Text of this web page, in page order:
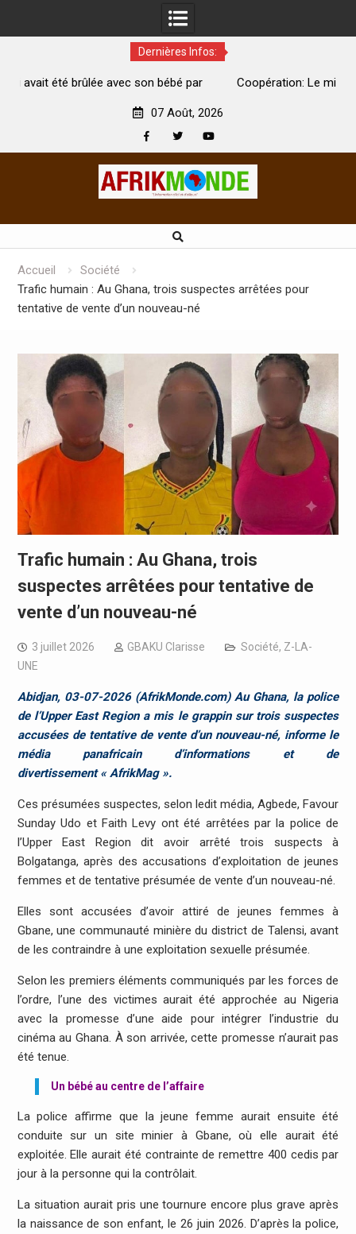
Dernières Infos:
par
Coopération: Le ministre Indien Kirti Vardhan Singh à
07 Août, 2026
Accueil
Société
Trafic humain : Au Ghana, trois suspectes arrêtées pour
tentative de vente d’un nouveau-né
Trafic humain : Au Ghana, trois
suspectes arrêtées pour tentative de
vente d’un nouveau-né
3 juillet 2026 GBAKU Clarisse Société, Z-LA-
UNE
Abidjan, 03-07-2026 (AfrikMonde.com) Au Ghana, la police
de l’Upper East Region a mis le grappin sur trois suspectes
accusées de tentative de vente d’un nouveau-né, informe le
média panafricain d’informations et de
divertissement « AfrikMag ».
Ces présumées suspectes, selon ledit média, Agbede, Favour
Sunday Udo et Faith Levy ont été arrêtées par la police de
l’Upper East Region dit avoir arrêté trois suspects à
Bolgatanga, après des accusations d’exploitation de jeunes
femmes et de tentative présumée de vente d’un nouveau-né.
Elles sont accusées d’avoir attiré de jeunes femmes à
Gbane, une communauté minière du district de Talensi, avant
de les contraindre à une exploitation sexuelle présumée.
Selon les premiers éléments communiqués par les forces de
l’ordre, l’une des victimes aurait été approchée au Nigeria
avec la promesse d’une aide pour intégrer l’industrie du
cinéma au Ghana. À son arrivée, cette promesse n’aurait pas
été tenue.
Un bébé au centre de l’affaire
La police affirme que la jeune femme aurait ensuite été
conduite sur un site minier à Gbane, où elle aurait été
exploitée. Elle aurait été contrainte de remettre 400 cedis par
jour à la personne qui la contrôlait.
La situation aurait pris une tournure encore plus grave après
la naissance de son enfant, le 26 juin 2026. D’après la police,